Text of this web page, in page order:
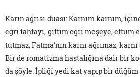
Karın ağrısı duası: Karnım karnım,
eğri tahtayı, gittim eğri meşeye, ettum
tutmaz, Fatma'nın karnı ağrımaz,
Bir de romatizma hastalığına dair bir
da şöyle: İpliği yedi kat yapıp bir